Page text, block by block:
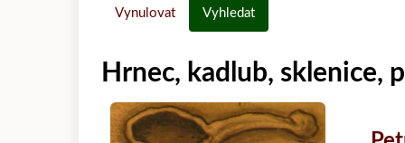
Vynulovat Vyhledat
Hrnec, kadlub, sklenice,